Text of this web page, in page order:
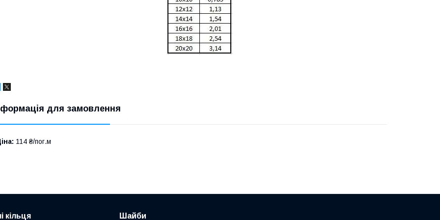
для замовлення
114 ₴/пог.м
кільця Шайби